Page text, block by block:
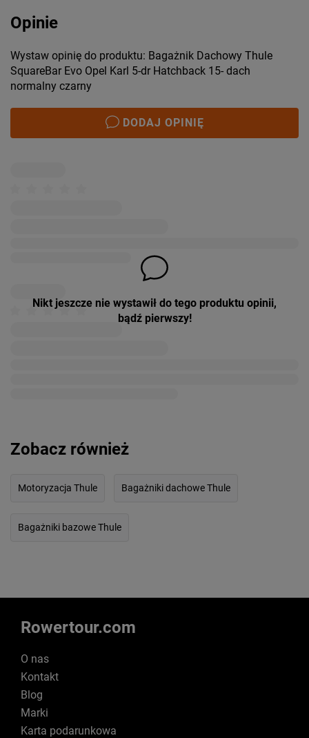
Opinie
Wystaw opinię do produktu: Bagażnik Dachowy Thule
SquareBar Evo Opel Karl 5-dr Hatchback 15- dach
normalny czarny
DODAJ OPINIĘ
Nikt jeszcze nie wystawił do tego produktu opinii,
bądź pierwszy!
Zobacz również
Motoryzacja Thule Bagażniki dachowe Thule
Bagażniki bazowe Thule
Rowertour.com
O nas
Kontakt
Blog
Marki
Karta podarunkowa